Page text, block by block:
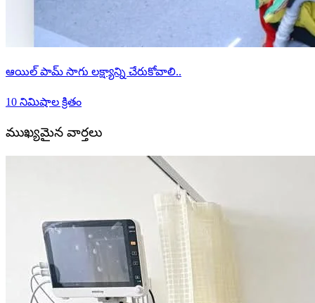
ఆయిల్ పామ్ సాగు లక్ష్యాన్ని చేరుకోవాలి..
10 నిమిషాల క్రితం
ముఖ్యమైన వార్తలు